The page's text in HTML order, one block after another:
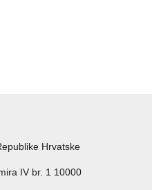
Hrvatske
IV br. 1 10000